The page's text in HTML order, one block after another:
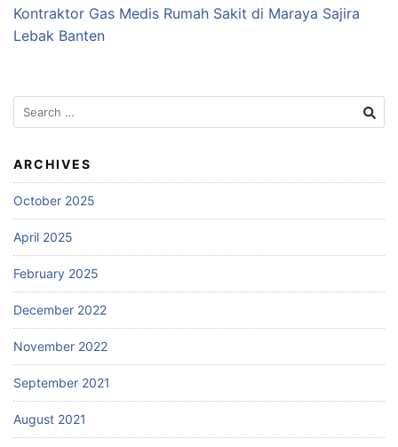
Kontraktor Gas Medis Rumah Sakit di Maraya Sajira
Lebak Banten
Search
for:
ARCHIVES
October 2025
April 2025
February 2025
December 2022
November 2022
September 2021
August 2021